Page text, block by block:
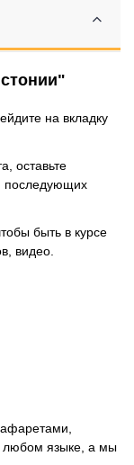
на вкладку
оставьте
последующих
быть в курсе
видео.
языке, а мы